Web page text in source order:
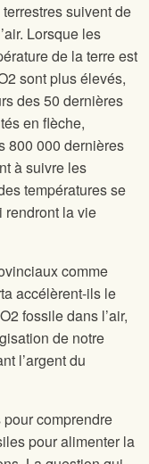
suivent de
Lorsque les
de la terre est
sont plus élevés,
des 50 dernières
en flèche,
800 000 dernières
à suivre les
températures se
rendront la vie
comme
accélèrent-ils le
fossile dans l’air,
de notre
l’argent du
comprendre
pour alimenter la